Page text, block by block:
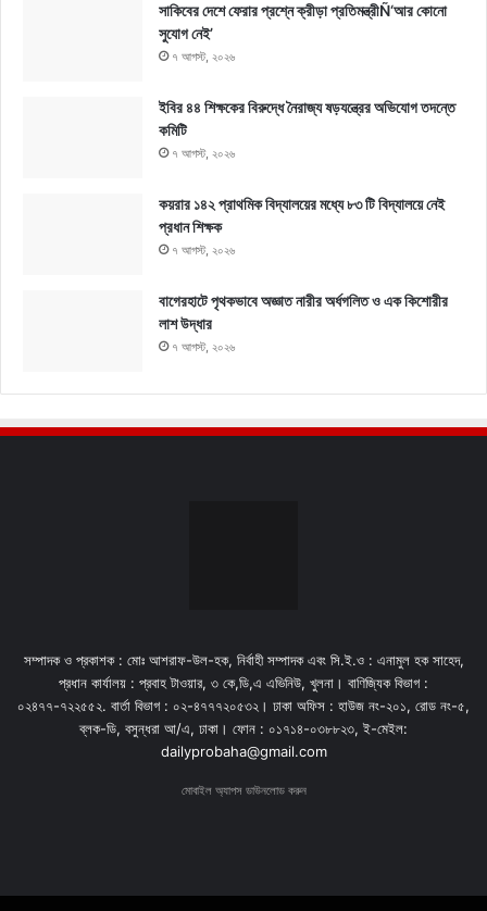
সাকিবের দেশে ফেরার প্রশ্নে ক্রীড়া প্রতিমন্ত্রীÑ‘আর কোনো
সুযোগ নেই’
৭ আগস্ট, ২০২৬
ইবির ৪৪ শিক্ষকের বিরুদ্ধে নৈরাজ্য ষড়যন্ত্রের অভিযোগ তদন্তে
কমিটি
৭ আগস্ট, ২০২৬
কয়রার ১৪২ প্রাথমিক বিদ্যালয়ের মধ্যে ৮৩ টি বিদ্যালয়ে নেই
প্রধান শিক্ষক
৭ আগস্ট, ২০২৬
বাগেরহাটে পৃথকভাবে অজ্ঞাত নারীর অর্ধগলিত ও এক কিশোরীর
লাশ উদ্ধার
৭ আগস্ট, ২০২৬
সম্পাদক ও প্রকাশক : মোঃ আশরাফ-উল-হক, নির্বাহী সম্পাদক এবং সি.ই.ও : এনামুল হক সাহেদ,
প্রধান কার্যালয় : প্রবাহ টাওয়ার, ৩ কে,ডি,এ এভিনিউ, খুলনা। বাণিজ্যিক বিভাগ :
০২৪৭৭-৭২২৫৫২. বার্তা বিভাগ : ০২-৪৭৭৭২০৫৩২। ঢাকা অফিস : হাউজ নং-২০১, রোড নং-৫,
ব্লক-ডি, বসুন্ধরা আ/এ, ঢাকা। ফোন : ০১৭১৪-০৩৮৮২৩, ই-মেইল:
dailyprobaha@gmail.com
মোবাইল অ্যাপস ডাউনলোড করুন